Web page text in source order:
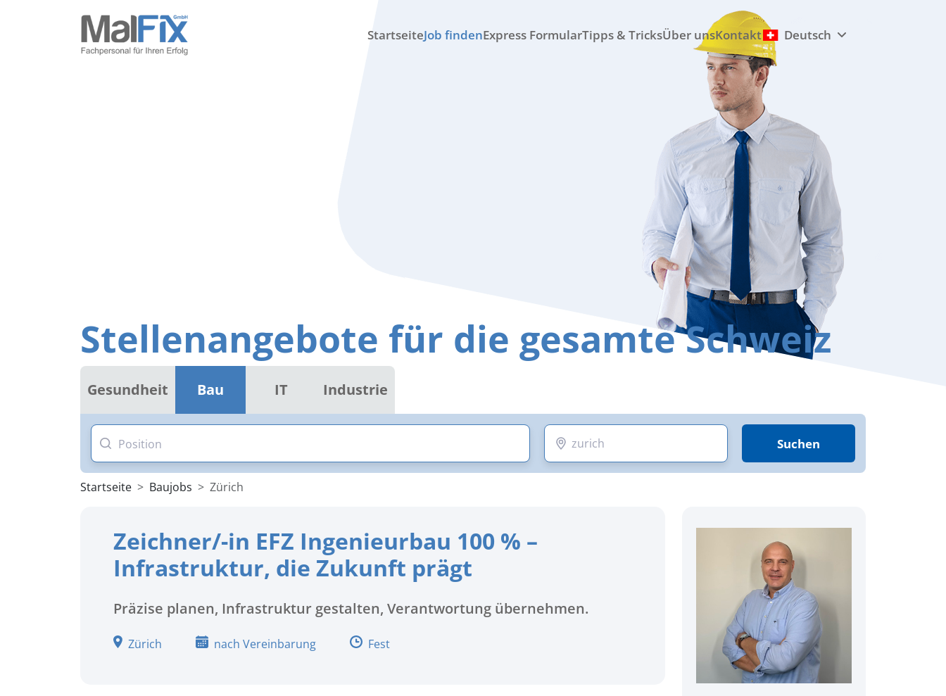
StartseiteJob findenExpress FormularTipps & TricksÜber unsKontakt Deutsch
Stellenangebote für die gesamte Schweiz
Gesundheit Bau IT Industrie
Suchen
Startseite Baujobs Zürich
Zeichner/-in EFZ Ingenieurbau 100 % –
Infrastruktur, die Zukunft prägt
Präzise planen, Infrastruktur gestalten, Verantwortung übernehmen.
Zürich nach Vereinbarung Fest